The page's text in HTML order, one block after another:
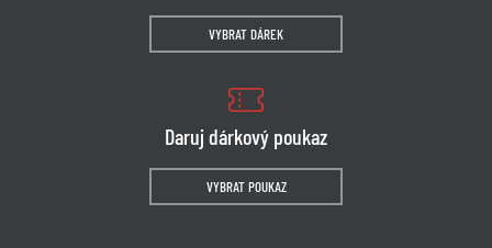
VYBRAT DÁREK
Daruj dárkový poukaz
VYBRAT POUKAZ